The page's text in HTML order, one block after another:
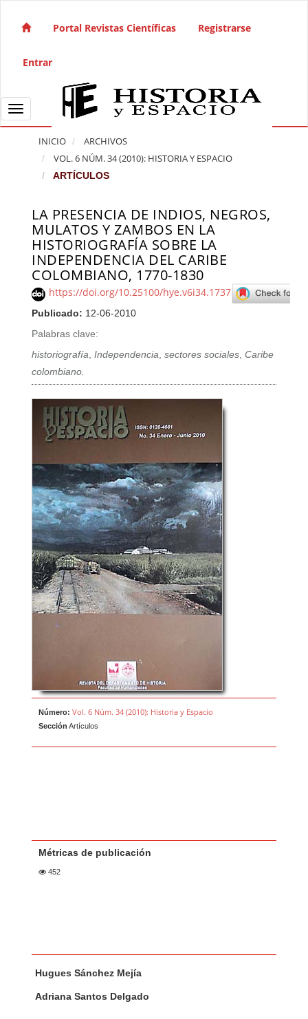
Navegación principal
Barra lateral
Portal Revistas Científicas Registrarse
Entrar
Toggle navigation
INICIO
ARCHIVOS
VOL. 6 NÚM. 34 (2010): HISTORIA Y ESPACIO
ARTÍCULOS
LA PRESENCIA DE INDIOS, NEGROS,
MULATOS Y ZAMBOS EN LA
HISTORIOGRAFÍA SOBRE LA
INDEPENDENCIA DEL CARIBE
COLOMBIANO, 1770-1830
https://doi.org/10.25100/hye.v6i34.1737
Publicado: 12-06-2010
Palabras clave:
historiografía,Independencia,sectores sociales,Caribe
colombiano.
Barra lateral del artículo
Número: Vol. 6 Núm. 34 (2010): Historia y Espacio
Sección Artículos
Métricas de publicación
452
u
t
Hugues Sánchez Mejía
Adriana Santos Delgado